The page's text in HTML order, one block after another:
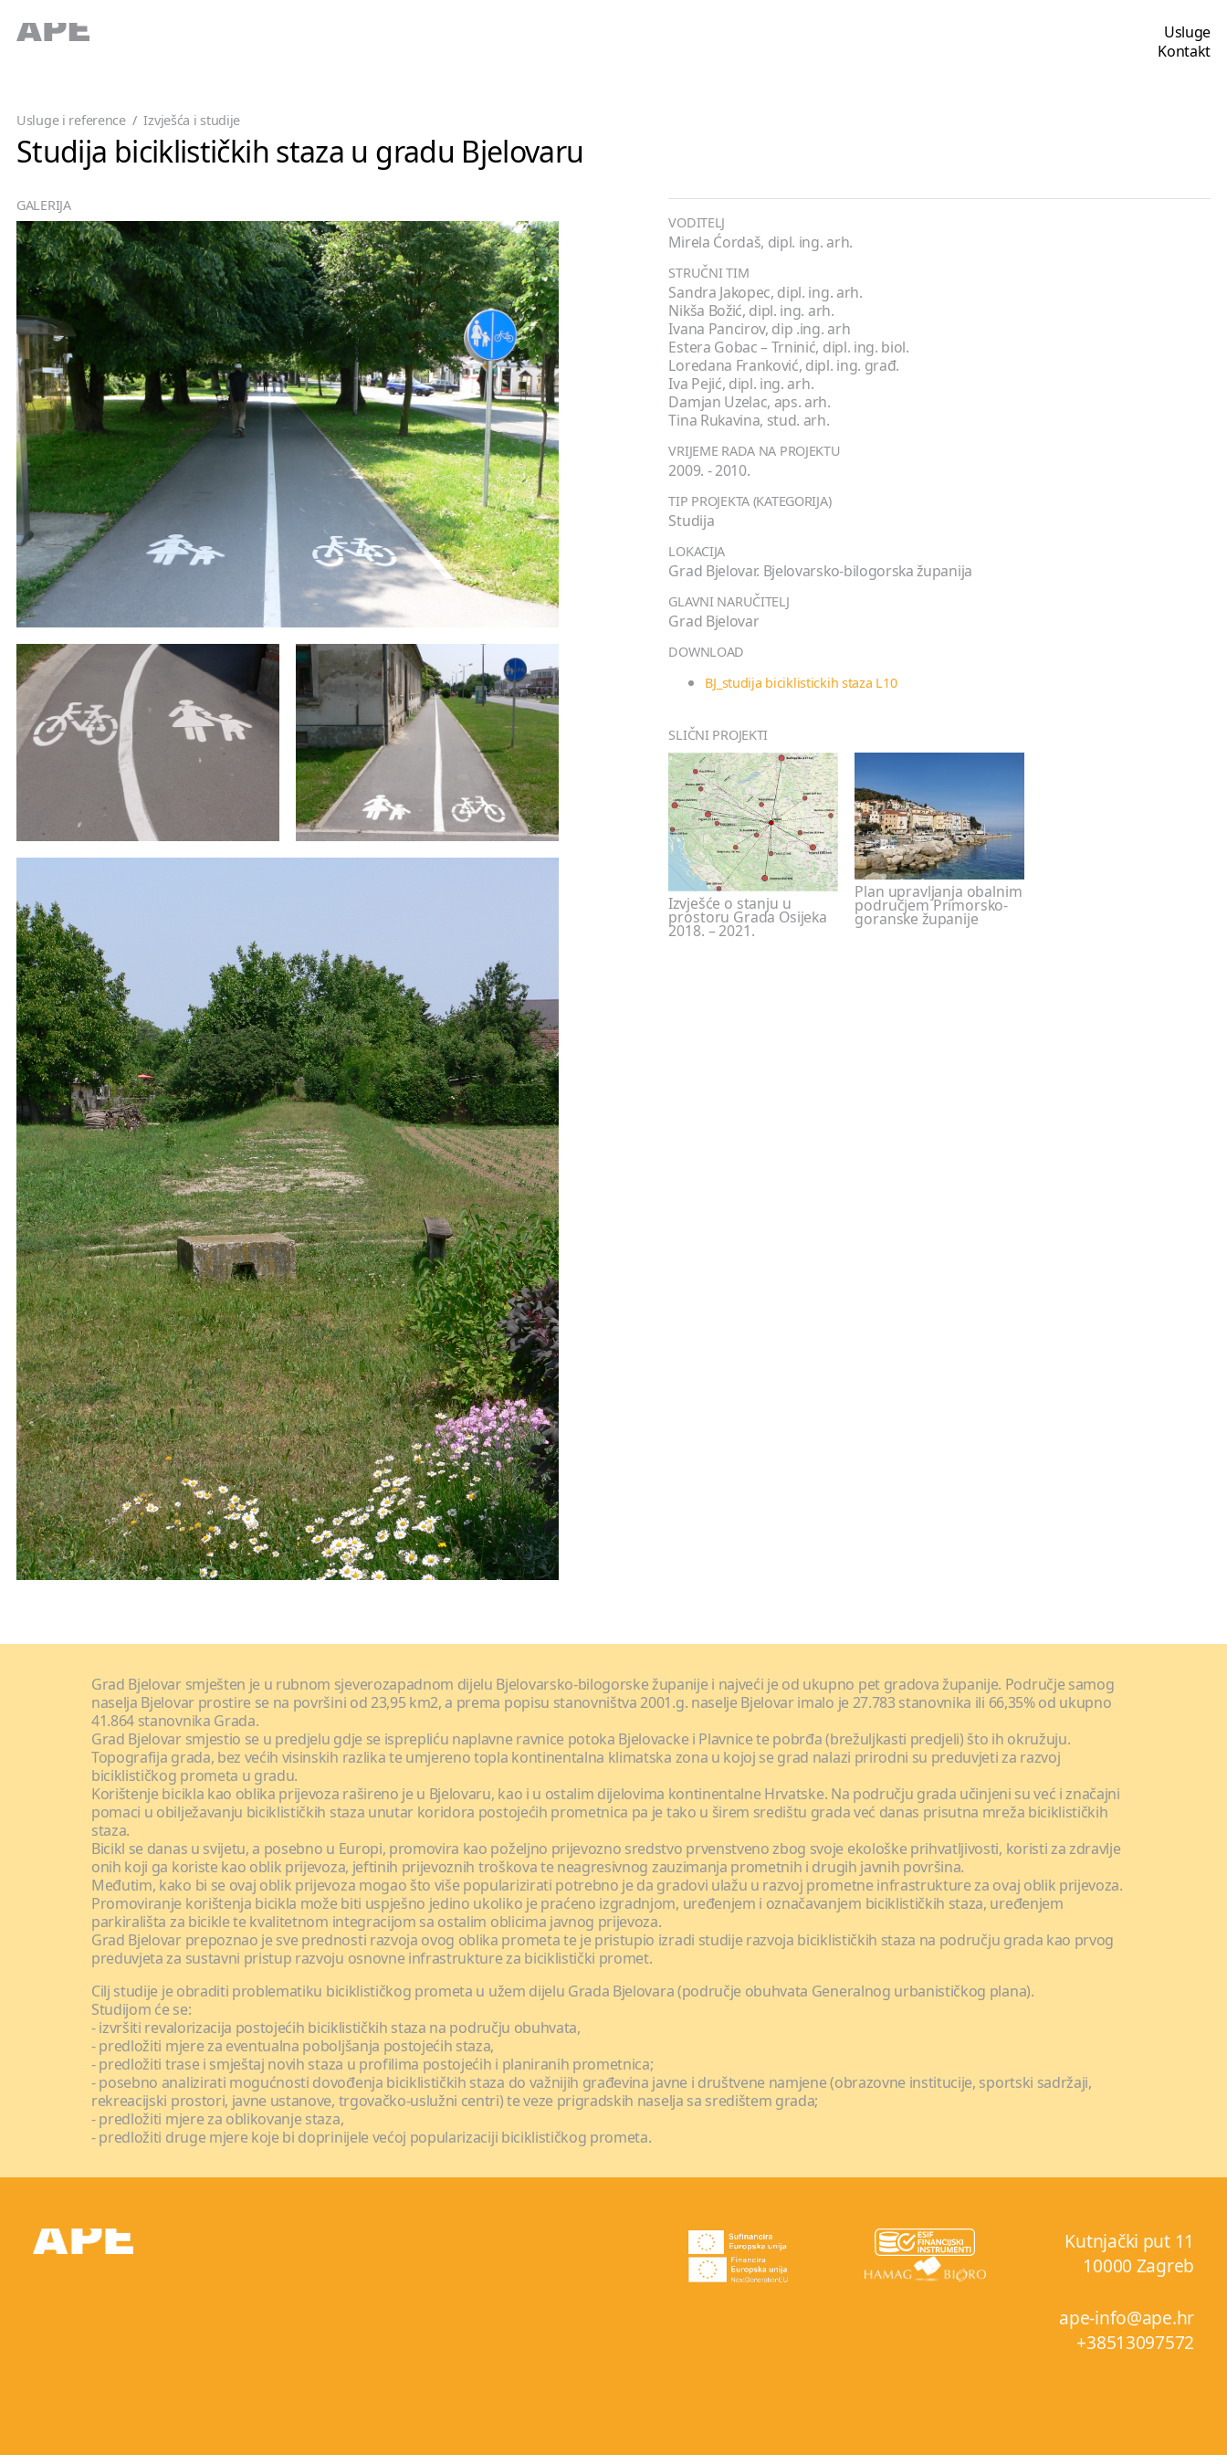
Usluge
Kontakt
Usluge i reference/Izvješća i studije
Studija biciklističkih staza u gradu Bjelovaru
GALERIJA
VODITELJ
Mirela Ćordaš, dipl. ing. arh.
STRUČNI TIM
Sandra Jakopec, dipl. ing. arh.
Nikša Božić, dipl. ing. arh.
Ivana Pancirov, dip .ing. arh
Estera Gobac – Trninić, dipl. ing. biol.
Loredana Franković, dipl. ing. građ.
Iva Pejić, dipl. ing. arh.
Damjan Uzelac, aps. arh.
Tina Rukavina, stud. arh.
VRIJEME RADA NA PROJEKTU
2009. - 2010.
TIP PROJEKTA (KATEGORIJA)
Studija
LOKACIJA
Grad Bjelovar. Bjelovarsko-bilogorska županija
GLAVNI NARUČITELJ
Grad Bjelovar
DOWNLOAD
BJ_studija biciklistickih staza L10
SLIČNI PROJEKTI
Izvješće o stanju u
prostoru Grada Osijeka
2018. – 2021.
Plan upravljanja obalnim
područjem Primorsko-
goranske županije
Grad Bjelovar smješten je u rubnom sjeverozapadnom dijelu Bjelovarsko-bilogorske županije i najveći je od ukupno pet gradova županije. Područje samog
naselja Bjelovar prostire se na površini od 23,95 km2, a prema popisu stanovništva 2001.g. naselje Bjelovar imalo je 27.783 stanovnika ili 66,35% od ukupno
41.864 stanovnika Grada.
Grad Bjelovar smjestio se u predjelu gdje se isprepliću naplavne ravnice potoka Bjelovacke i Plavnice te pobrđa (brežuljkasti predjeli) što ih okružuju.
Topografija grada, bez većih visinskih razlika te umjereno topla kontinentalna klimatska zona u kojoj se grad nalazi prirodni su preduvjeti za razvoj
biciklističkog prometa u gradu.
Korištenje bicikla kao oblika prijevoza rašireno je u Bjelovaru, kao i u ostalim dijelovima kontinentalne Hrvatske. Na području grada učinjeni su već i značajni
pomaci u obilježavanju biciklističkih staza unutar koridora postojećih prometnica pa je tako u širem središtu grada već danas prisutna mreža biciklističkih
staza.
Bicikl se danas u svijetu, a posebno u Europi, promovira kao poželjno prijevozno sredstvo prvenstveno zbog svoje ekološke prihvatljivosti, koristi za zdravlje
onih koji ga koriste kao oblik prijevoza, jeftinih prijevoznih troškova te neagresivnog zauzimanja prometnih i drugih javnih površina.
Međutim, kako bi se ovaj oblik prijevoza mogao što više popularizirati potrebno je da gradovi ulažu u razvoj prometne infrastrukture za ovaj oblik prijevoza.
Promoviranje korištenja bicikla može biti uspješno jedino ukoliko je praćeno izgradnjom, uređenjem i označavanjem biciklističkih staza, uređenjem
parkirališta za bicikle te kvalitetnom integracijom sa ostalim oblicima javnog prijevoza.
Grad Bjelovar prepoznao je sve prednosti razvoja ovog oblika prometa te je pristupio izradi studije razvoja biciklističkih staza na području grada kao prvog
preduvjeta za sustavni pristup razvoju osnovne infrastrukture za biciklistički promet.
Cilj studije je obraditi problematiku biciklističkog prometa u užem dijelu Grada Bjelovara (područje obuhvata Generalnog urbanističkog plana).
Studijom će se:
- izvršiti revalorizacija postojećih biciklističkih staza na području obuhvata,
- predložiti mjere za eventualna poboljšanja postojećih staza,
- predložiti trase i smještaj novih staza u profilima postojećih i planiranih prometnica;
- posebno analizirati mogućnosti dovođenja biciklističkih staza do važnijih građevina javne i društvene namjene (obrazovne institucije, sportski sadržaji,
rekreacijski prostori, javne ustanove, trgovačko-uslužni centri) te veze prigradskih naselja sa središtem grada;
- predložiti mjere za oblikovanje staza,
- predložiti druge mjere koje bi doprinijele većoj popularizaciji biciklističkog prometa.
Kutnjački put 11
10000 Zagreb
ape-info@ape.hr
+38513097572